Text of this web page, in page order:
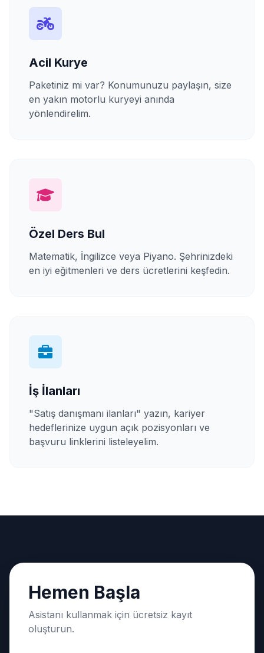
Acil Kurye
Paketiniz mi var? Konumunuzu paylaşın, size
en yakın motorlu kuryeyi anında
yönlendirelim.
Özel Ders Bul
Matematik, İngilizce veya Piyano. Şehrinizdeki
en iyi eğitmenleri ve ders ücretlerini keşfedin.
İş İlanları
"Satış danışmanı ilanları" yazın, kariyer
hedeflerinize uygun açık pozisyonları ve
başvuru linklerini listeleyelim.
Hemen Başla
Asistanı kullanmak için ücretsiz kayıt
oluşturun.